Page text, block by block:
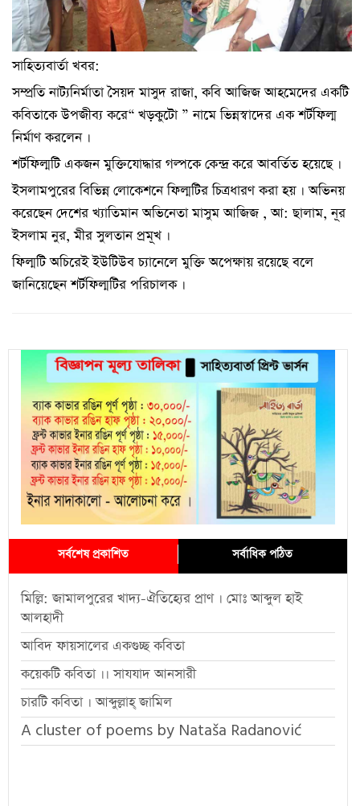
সাহিত্যবার্তা খবর:
সম্প্রতি নাট্যনির্মাতা সৈয়দ মাসুদ রাজা, কবি আজিজ আহমেদের একটি
কবিতাকে উপজীব্য করে“ খড়কুটো ” নামে ভিন্নস্বাদের এক শর্টফিল্ম
নির্মাণ করলেন ।
শর্টফিল্মটি একজন মুক্তিযোদ্ধার গল্পকে কেন্দ্র করে আবর্তিত হয়েছে ।
ইসলামপুরের বিভিন্ন লোকেশনে ফিল্মটির চিত্রধারণ করা হয় । অভিনয়
করেছেন দেশের খ্যাতিমান অভিনেতা মাসুম আজিজ , আ: ছালাম, নূর
ইসলাম নুর, মীর সুলতান প্রমূখ ।
ফিল্মটি অচিরেই ইউটিউব চ্যানেলে মুক্তি অপেক্ষায় রয়েছে বলে
জানিয়েছেন শর্টফিল্মটির পরিচালক ।
সর্বশেষ প্রকাশিত সর্বাধিক পঠিত
মিল্লি: জামালপুরের খাদ্য-ঐতিহ্যের প্রাণ । মোঃ আব্দুল হাই
আলহাদী
আবিদ ফায়সালের একগুচ্ছ কবিতা
কয়েকটি কবিতা ।। সাযযাদ আনসারী
চারটি কবিতা । আব্দুল্লাহ্ জামিল
A cluster of poems by Nataša Radanović